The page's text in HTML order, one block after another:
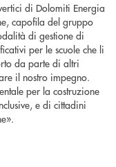
di Dolomiti Energia
capofila del gruppo
di gestione di
per le scuole che li
da parte di altri
il nostro impegno.
per la costruzione
e di cittadini